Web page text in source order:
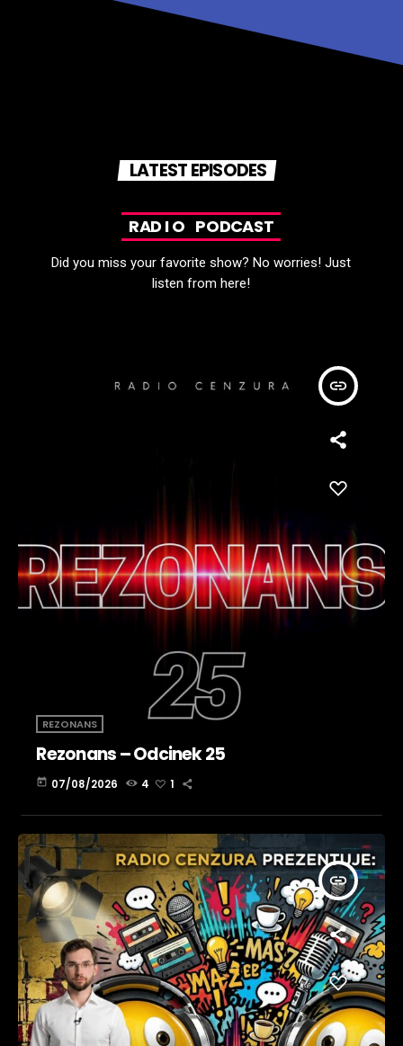
LATEST EPISODES
RAD IO PODCAST
Did you miss your favorite show? No worries! Just
listen from here!
insert_link
REZONANS
Rezonans – Odcinek 25
today 07/08/2026 4 1
insert_link